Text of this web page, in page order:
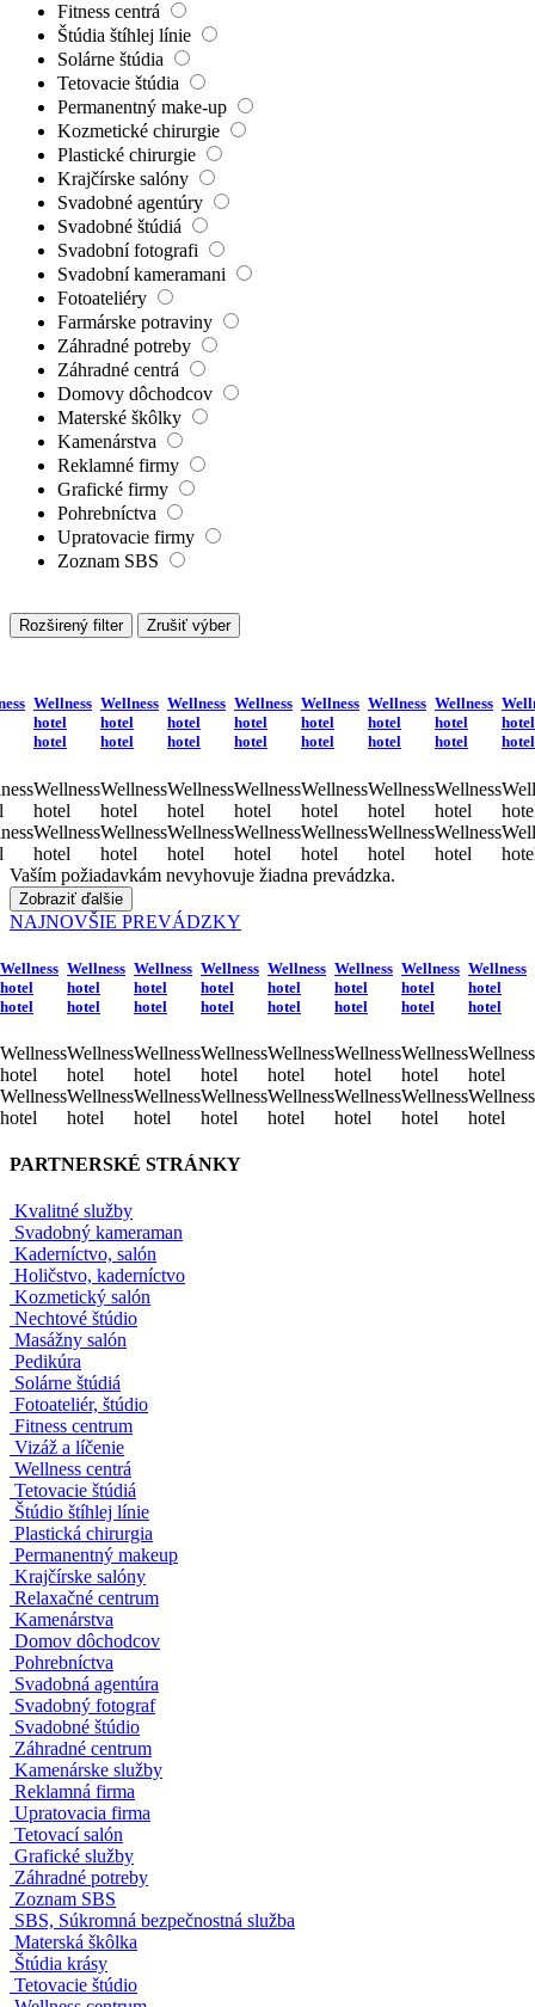
Barberi
Nechtové štúdia
Pedikúry
Masážne salóny
Fitness centrá
Štúdia štíhlej línie
Solárne štúdia
Tetovacie štúdia
Permanentný make-up
Kozmetické chirurgie
Plastické chirurgie
Krajčírske salóny
Svadobné agentúry
Svadobné štúdiá
Svadobní fotografi
Svadobní kameramani
Fotoateliéry
Farmárske potraviny
Záhradné potreby
Záhradné centrá
Domovy dôchodcov
Materské škôlky
Kamenárstva
Reklamné firmy
Upratovacie firmy
Rozširený filter Zrušiť výber
Wellness
hotel
hotel
Wellness
hotel
Wellness
Wellness
hotel
hotel
Wellness
hotel
Wellness
Wellness
hotel
hotel
Wellness
Wellness
Wellness
hotel
hotel
Wellness
Wellness
Wellness
hotel
hotel
Wellness
Wellness
hotel
hotel
Wellness
Wellness
hotel
hotel
hotel
hotel
Vaším požiadavkám nevyhovuje žiadna prevádzka.
Zobraziť ďalšie
NAJNOVŠIE PREVÁDZKY
Wellness
hotel
hotel
hotel
hotel
Wellness
hotel
hotel
hotel
hotel
Wellness
hotel
hotel
hotel
Wellness
hotel
hotel
hotel
Wellness
hotel
hotel
Wellness
hotel
hotel
Wellness
hotel
hotel
Wellness
hotel
hotel
PARTNERSKÉ STRÁNKY
Kvalitné služby
Svadobný kameraman
Kaderníctvo, salón
Holičstvo, kaderníctvo
Kozmetický salón
Nechtové štúdio
Masážny salón
Pedikúra
Solárne štúdiá
Fotoateliér, štúdio
Fitness centrum
Vizáž a líčenie
Wellness centrá
Tetovacie štúdiá
Štúdio štíhlej línie
Plastická chirurgia
Permanentný makeup
Krajčírske salóny
Relaxačné centrum
Kamenárstva
Domov dôchodcov
Pohrebníctva
Svadobná agentúra
Svadobný fotograf
Svadobné štúdio
Záhradné centrum
Kamenárske služby
Reklamná firma
Upratovacia firma
Tetovací salón